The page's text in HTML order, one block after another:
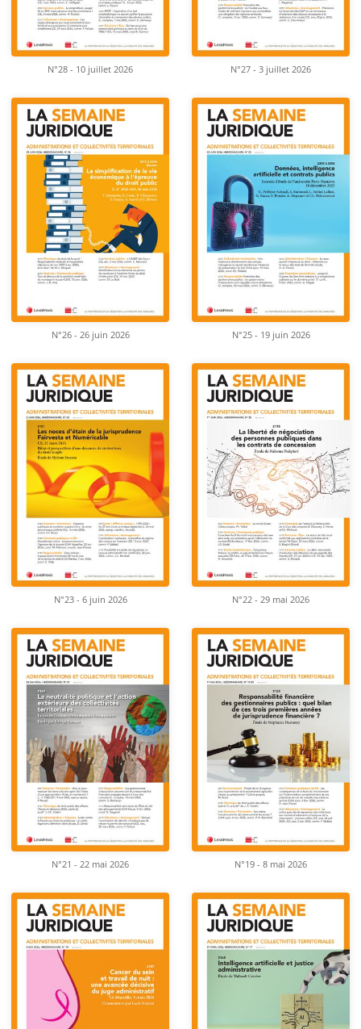
N°28 - 10 juillet 2026 N°27 - 3 juillet 2026
N°26 - 26 juin 2026 N°25 - 19 juin 2026
N°23 - 6 juin 2026 N°22 - 29 mai 2026
N°21 - 22 mai 2026 N°19 - 8 mai 2026